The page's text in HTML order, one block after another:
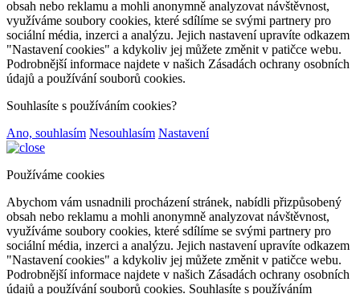
obsah nebo reklamu a mohli anonymně analyzovat návštěvnost,
využíváme soubory cookies, které sdílíme se svými partnery pro
sociální média, inzerci a analýzu. Jejich nastavení upravíte odkazem
"Nastavení cookies" a kdykoliv jej můžete změnit v patičce webu.
Podrobnější informace najdete v našich Zásadách ochrany osobních
údajů a používání souborů cookies.
Souhlasíte s používáním cookies?
Ano, souhlasím Nesouhlasím Nastavení
Používáme cookies
Abychom vám usnadnili procházení stránek, nabídli přizpůsobený
obsah nebo reklamu a mohli anonymně analyzovat návštěvnost,
využíváme soubory cookies, které sdílíme se svými partnery pro
sociální média, inzerci a analýzu. Jejich nastavení upravíte odkazem
"Nastavení cookies" a kdykoliv jej můžete změnit v patičce webu.
Podrobnější informace najdete v našich Zásadách ochrany osobních
údajů a používání souborů cookies. Souhlasíte s používáním